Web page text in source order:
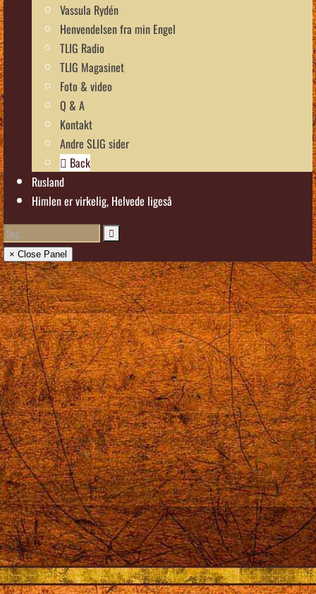
Vassula Rydén
Henvendelsen fra min Engel
TLIG Radio
TLIG Magasinet
Foto & video
Q & A
Kontakt
Andre SLIG sider
Back
Rusland
Himlen er virkelig, Helvede ligeså
× Close Panel